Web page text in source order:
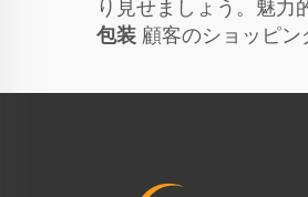
り見せましょう。魅力
包装 顧客のショッピ